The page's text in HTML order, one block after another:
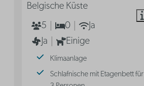
Belgische Küste
5
0
Ja
Ja
Einige
Klimaanlage
Schlafnische mit Etagenbett für